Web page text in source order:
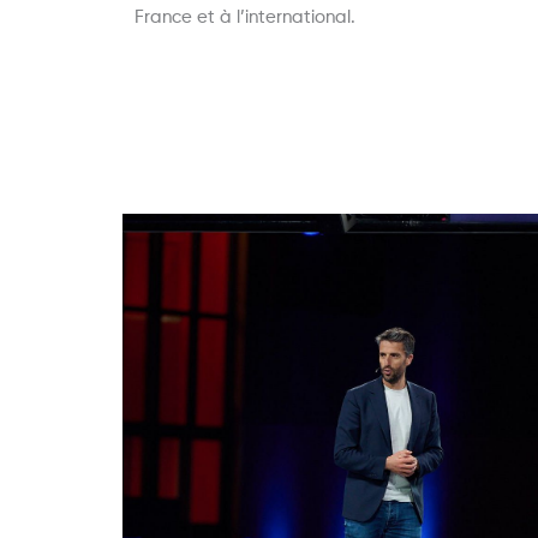
France et à l’international.